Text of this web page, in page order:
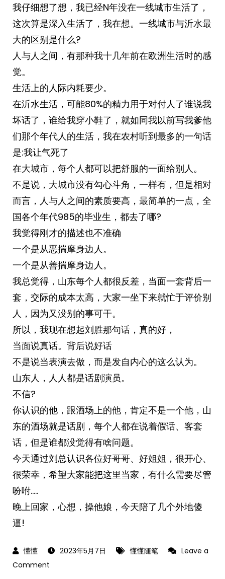
我仔细想了想，我已经N年没在一线城市生活了，
这次算是深入生活了，我在想。一线城市与沂水最
大的区别是什么?
人与人之间，有那种我十几年前在欧洲生活时的感
觉。
生活上的人际内耗要少。
在沂水生活，可能80%的精力用于对付人了谁说我
坏话了，谁给我穿小鞋了，就如同我以前写我爹他
们那个年代人的生活，我在农村听到最多的一句话
是:我让气死了
在大城市，每个人都可以把舒服的一面给别人。
不是说，大城市没有勾心斗角，一样有，但是相对
而言，人与人之间的素质要高，最简单的一点，全
国各个年代985的毕业生，都去了哪?
我觉得刚才的描述也不准确
一个是从恶揣摩身边人。
一个是从善揣摩身边人。
我总觉得，山东每个人都很反差，当面一套背后一
套，交际的成本太高，大家一坐下来就忙于评价别
人，因为又没别的事可干。
所以，我现在想起刘胜那句话，真的好，
当面说真话。背后说好话
不是说当表演去做，而是发自内心的这么认为。
山东人，人人都是话剧演员。
不信?
你认识的他，跟酒场上的他，肯定不是一个他，山
东的酒场就是话剧，每个人都在说着假话、客套
话，但是谁都没觉得有啥问题。
今天通过刘总认识各位好哥哥、好姐姐，很开心、
很荣幸，希望大家能把这里当家，有什么需要尽管
吩咐…..
晚上回家，心想，操他娘，今天陪了几个外地傻
逼!
2023年5月7日 懂懂随笔
Leave a
Comment